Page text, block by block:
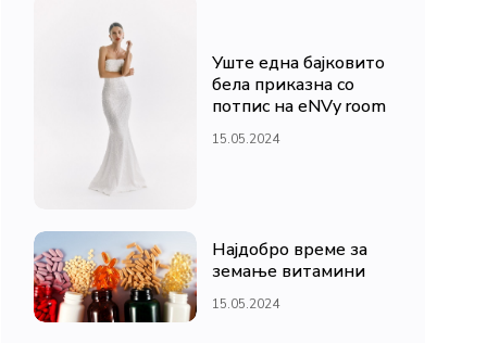
Уште една бајковито
бела приказна со
потпис на eNVy room
15.05.2024
Најдобро време за
земање витамини
15.05.2024